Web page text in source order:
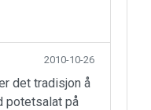
2010-10-26
det tradisjon å
potetsalat på